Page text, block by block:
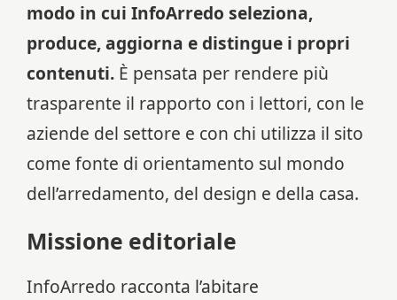
modo in cui InfoArredo seleziona,
produce, aggiorna e distingue i propri
contenuti. È pensata per rendere più
trasparente il rapporto con i lettori, con le
aziende del settore e con chi utilizza il sito
come fonte di orientamento sul mondo
dell’arredamento, del design e della casa.
Missione editoriale
InfoArredo racconta l’abitare